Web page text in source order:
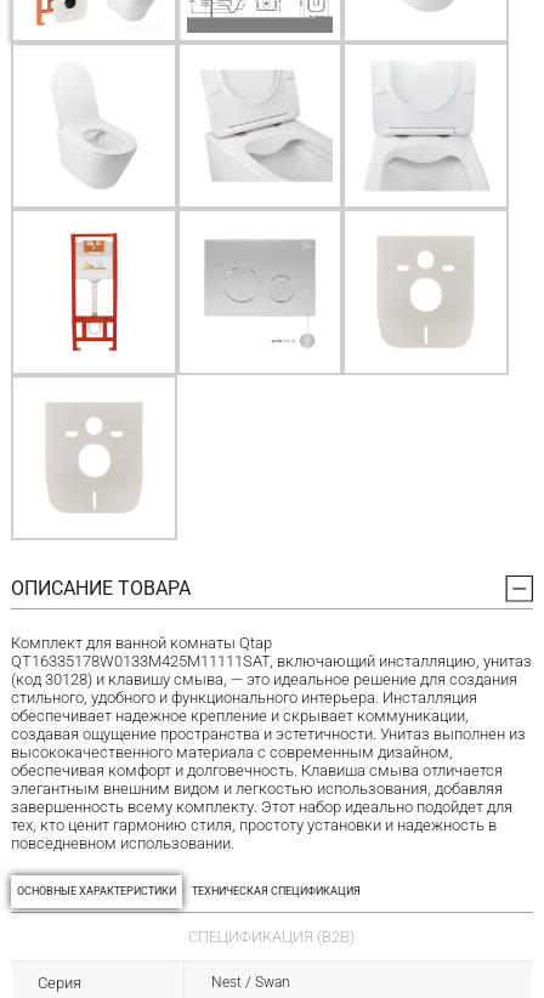
ОПИСАНИЕ ТОВАРА
Комплект для ванной комнаты Qtap
QT16335178W0133M425M11111SAT, включающий инсталляцию, унитаз
(код 30128) и клавишу смыва, — это идеальное решение для создания
стильного, удобного и функционального интерьера. Инсталляция
обеспечивает надежное крепление и скрывает коммуникации,
создавая ощущение пространства и эстетичности. Унитаз выполнен из
высококачественного материала с современным дизайном,
обеспечивая комфорт и долговечность. Клавиша смыва отличается
элегантным внешним видом и легкостью использования, добавляя
завершенность всему комплекту. Этот набор идеально подойдет для
тех, кто ценит гармонию стиля, простоту установки и надежность в
повседневном использовании.
ОСНОВНЫЕ ХАРАКТЕРИСТИКИ ТЕХНИЧЕСКАЯ СПЕЦИФИКАЦИЯ
СПЕЦИФИКАЦИЯ (B2B)
Серия Nest / Swan